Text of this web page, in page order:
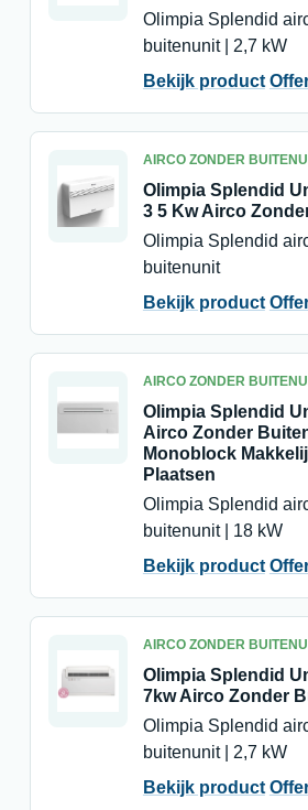
Olimpia Splendid
buitenunit | 2,7 kW
Bekijk product
AIRCO ZONDER
Olimpia Splendid
3 5 Kw Airco
Olimpia Splendid
buitenunit
Bekijk product
AIRCO ZONDER
Olimpia Splendid
Airco Zonder
Monoblock
Plaatsen
Olimpia Splendid
buitenunit | 18 kW
Bekijk product
AIRCO ZONDER
Olimpia Splendid
7kw Airco Zonder
Olimpia Splendid
buitenunit | 2,7 kW
Bekijk product